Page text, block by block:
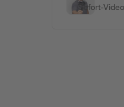
Sofort-